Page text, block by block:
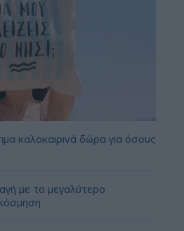
καλοκαιρινά δώρα για όσους
με το μεγαλύτερο